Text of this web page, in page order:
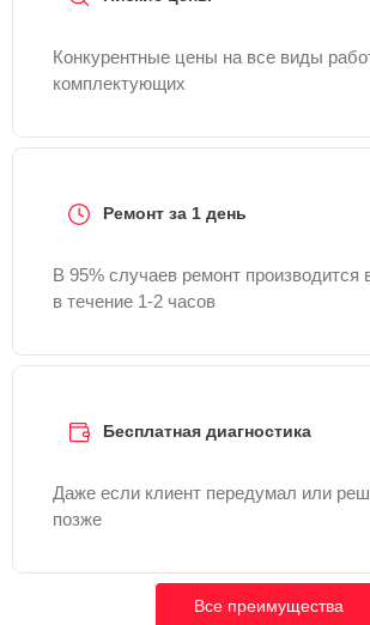
Конкурентные цены на все виды
комплектующих
Ремонт за 1 день
В 95% случаев ремонт производится
в течение 1-2 часов
Бесплатная диагностика
Даже если клиент передумал или
позже
Все преимущества